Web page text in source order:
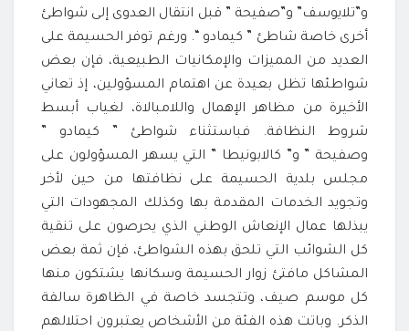
و”تلايوسف” و”صفيحة ” قبل انتقال العدوى إلى شواطئ
أخرى خاصة شاطئ ” كيمادو “. ورغم توفر الحسيمة على
العديد من المميزات والإمكانيات الطبيعية، فإن بعض
شواطئها تظل بعيدة عن اهتمام المسؤولين، إذ تعاني
الأخيرة من مظاهر الإهمال واللامبالاة، لغياب أبسط
شروط النظافة. فباستثناء شواطئ ” كيمادو ”
وصفيحة ” و” كالابونيطا ” التي يسهر المسؤولون على
مجلس بلدية الحسيمة على نظافتها من حين لأخر
وتجويد الخدمات المقدمة بها وكذلك المجهودات التي
يبذلها عمال الإنعاش الوطني الذي يحرصون على تنقية
كل الشوائب التي تلحق بهذه الشواطئ، فإن ثمة بعض
المشاكل مافتئ زوار الحسيمة وسكانها يشتكون منها
كل موسم صيف، وتتجسد خاصة في الظاهرة سالفة
الذكر. وباتت هذه الفئة من الأشخاص يعتبرون احتلالهم